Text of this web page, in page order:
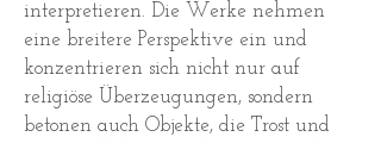
interpretieren. Die Werke nehmen
eine breitere Perspektive ein und
konzentrieren sich nicht nur auf
religiöse Überzeugungen, sondern
betonen auch Objekte, die Trost und